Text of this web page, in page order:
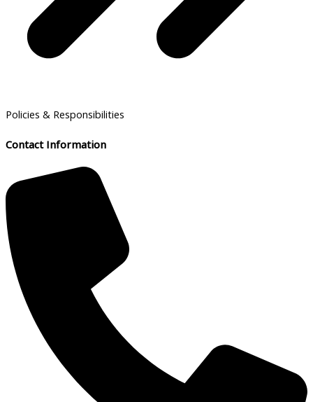
Policies & Responsibilities
Contact Information